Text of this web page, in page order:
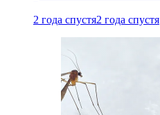
2 года спустя2 года спустя